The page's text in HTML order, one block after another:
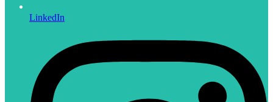
LinkedIn